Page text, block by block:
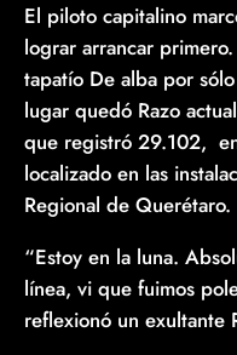
El piloto capitalino
lograr arrancar
tapatío De alba por
lugar quedó Razo
que registró 29.102,
localizado en las
Regional de Querétaro.
“Estoy en la luna.
línea, vi que fuimos
reflexionó un exultante